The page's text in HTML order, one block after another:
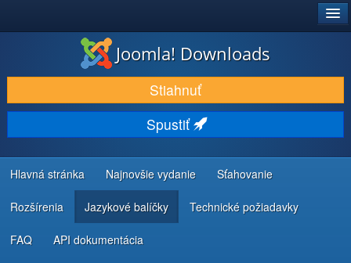
STIAHNUŤ & ROZŠÍRIŤ
OBJAVUJTE & UČTE SA
KOMUNITA & PODPORA
ZDROJE INFORMÁCIÍ PRE VÝVOJÁROV
Joomla! Downloads
Stiahnuť
Spustiť
Hlavná stránka Najnovšie vydanie Sťahovanie
Rozšírenia Jazykové balíčky Technické požiadavky
FAQ API dokumentácia